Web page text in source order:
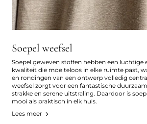
Soepel weefsel
Soepel geweven stoffen hebben een luchtige
kwaliteit die moeiteloos in elke ruimte past,
en rondingen van een ontwerp volledig
weefsel zorgt voor een fantastische
strakke en serene uitstraling. Daardoor is
mooi als praktisch in elk huis.
Lees meer